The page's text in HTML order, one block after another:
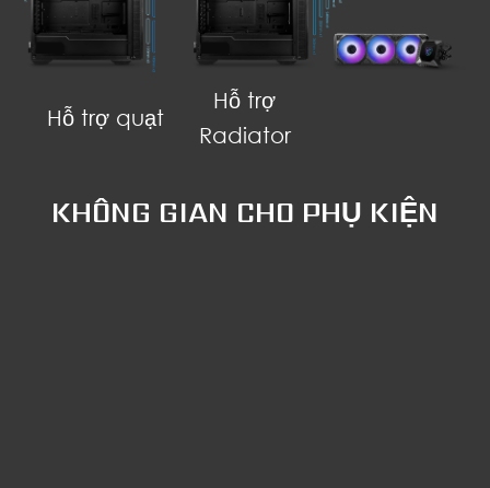
Hỗ trợ quạt
Hỗ trợ
Radiator
KHÔNG GIAN CHO PHỤ KIỆN